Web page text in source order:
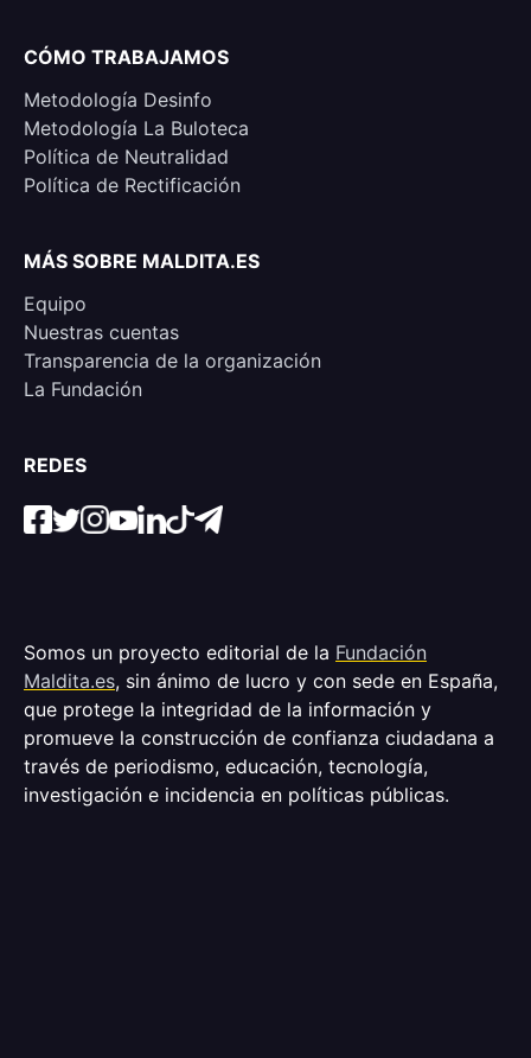
CÓMO TRABAJAMOS
Metodología Desinfo
Metodología La Buloteca
Política de Neutralidad
Política de Rectificación
MÁS SOBRE MALDITA.ES
Equipo
Nuestras cuentas
Transparencia de la organización
La Fundación
REDES
Somos un proyecto editorial de la Fundación
Maldita.es, sin ánimo de lucro y con sede en España,
que protege la integridad de la información y
promueve la construcción de confianza ciudadana a
través de periodismo, educación, tecnología,
investigación e incidencia en políticas públicas.